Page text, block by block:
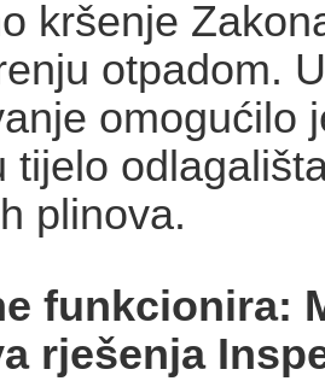
kršenje
otpadom.
omogućilo
tijelo
plinova.
funkcionira:
rješenja